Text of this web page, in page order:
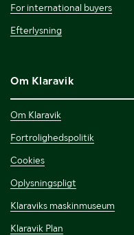
For international buyers
Efterlysning
Om Klaravik
Om Klaravik
Fortrolighedspolitik
Cookies
Oplysningspligt
Klaraviks maskinmuseum
Klaravik Plan